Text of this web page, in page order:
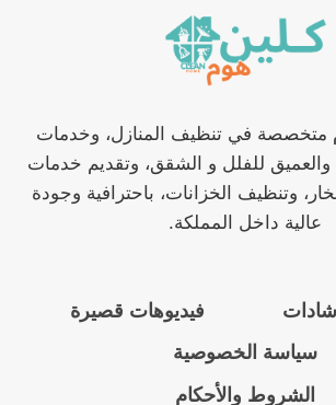
متخصصة في تنظيف المنازل، وخدمات
والعميق للفلل و الشقق، وتقديم خدمات
وتنظيف الخزانات، باحترافية وجودة
عالية داخل المملكة.
فيديوهات قصيرة
سياسة الخصوصية
الشروط والأحكام